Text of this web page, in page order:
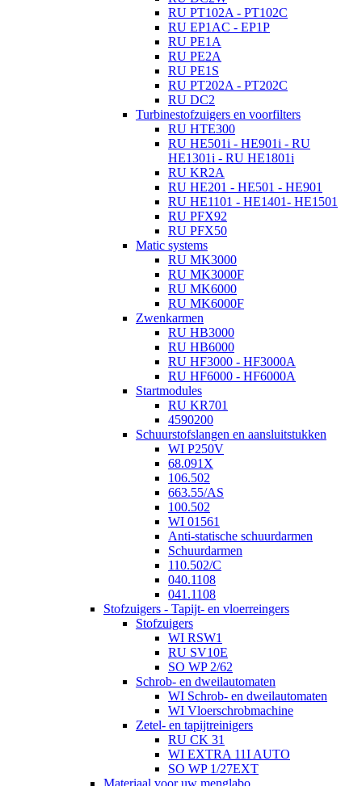
RU PT102A - PT102C
RU EP1AC - EP1P
RU PE1A
RU PE2A
RU PE1S
RU PT202A - PT202C
RU DC2
Turbinestofzuigers en voorfilters
RU HTE300
RU HE501i - HE901i - RU
HE1301i - RU HE1801i
RU KR2A
RU HE201 - HE501 - HE901
RU HE1101 - HE1401- HE1501
RU PFX92
RU PFX50
Matic systems
RU MK3000
RU MK3000F
RU MK6000
RU MK6000F
Zwenkarmen
RU HB3000
RU HB6000
RU HF3000 - HF3000A
RU HF6000 - HF6000A
Startmodules
RU KR701
4590200
Schuurstofslangen en aansluitstukken
WI P250V
68.091X
106.502
663.55/AS
100.502
WI 01561
Anti-statische schuurdarmen
Schuurdarmen
110.502/C
040.1108
041.1108
Stofzuigers - Tapijt- en vloerreingers
Stofzuigers
WI RSW1
RU SV10E
SO WP 2/62
Schrob- en dweilautomaten
WI Schrob- en dweilautomaten
WI Vloerschrobmachine
Zetel- en tapijtreinigers
RU CK 31
WI EXTRA 11I AUTO
SO WP 1/27EXT
Materiaal voor uw menglabo